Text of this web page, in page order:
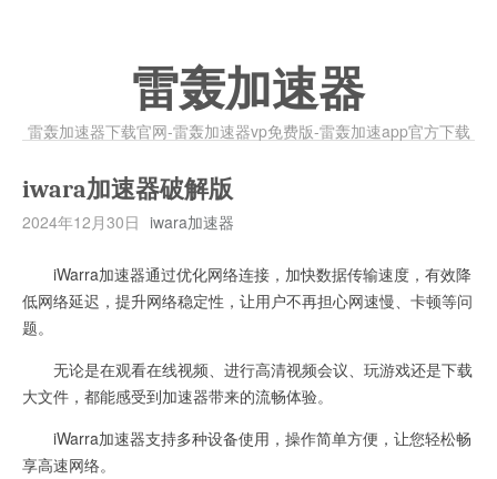
雷轰加速器
雷轰加速器下载官网-雷轰加速器vp免费版-雷轰加速app官方下载
iwara加速器破解版
2024年12月30日 iwara加速器
iWarra加速器通过优化网络连接，加快数据传输速度，有效降
低网络延迟，提升网络稳定性，让用户不再担心网速慢、卡顿等问
题。
无论是在观看在线视频、进行高清视频会议、玩游戏还是下载
大文件，都能感受到加速器带来的流畅体验。
iWarra加速器支持多种设备使用，操作简单方便，让您轻松畅
享高速网络。